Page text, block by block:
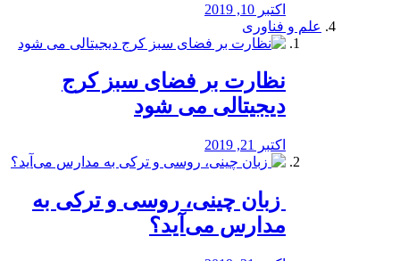
اکتبر 10, 2019
علم و فناوری
نظارت بر فضای سبز کرج
دیجیتالی می شود
اکتبر 21, 2019
️ زبان چینی، روسی و ترکی به
مدارس می‌آید؟